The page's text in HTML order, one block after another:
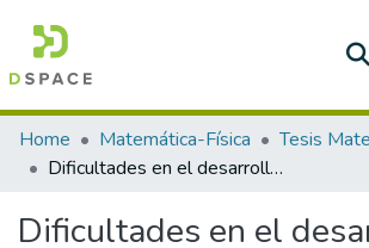
Communities & Collections
All of DSpace
Statistics
Home Matemática-Física
Tesis
Dificultades en el desarrollo de la resolución de problemas matemáticos con enunciado textual en los docentes practicantes del grupo investigador de la promoción 2009 de la especialidad de Matemática – física del IPNM y la aplicación de acciones para la superación de éstas
Dificultades en el